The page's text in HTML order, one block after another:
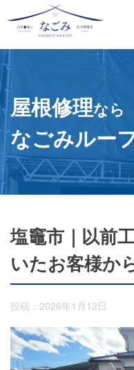
Skip
to
content
宮城県仙台市の屋根修
屋根修理なら
なごみルー
塩竈市｜以前
いたお客様か
投稿：2026年1月12日